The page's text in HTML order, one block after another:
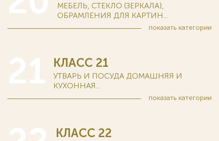
МЕБЕЛЬ, СТЕКЛО (ЗЕРКАЛА),
ОБРАМЛЕНИЯ ДЛЯ КАРТИН...
показать категории
КЛАСС 21
УТВАРЬ И ПОСУДА ДОМАШНЯЯ И
КУХОННАЯ...
показать категории
КЛАСС 22